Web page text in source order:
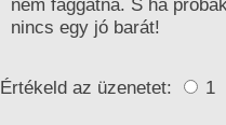
nem faggatna. S ha
nincs egy jó barát!
Értékeld az üzenetet: 1